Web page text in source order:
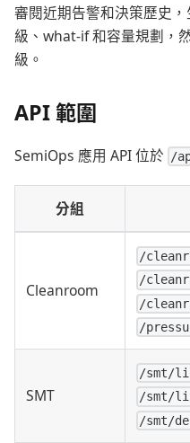
審閱近期告警和決策歷史
級、what-if 和容量規劃，
級。
API 範圍
SemiOps 應用 API 位於 /
分組
Cleanroom
/
/
/
/
SMT
/smt/
/smt/
/smt/